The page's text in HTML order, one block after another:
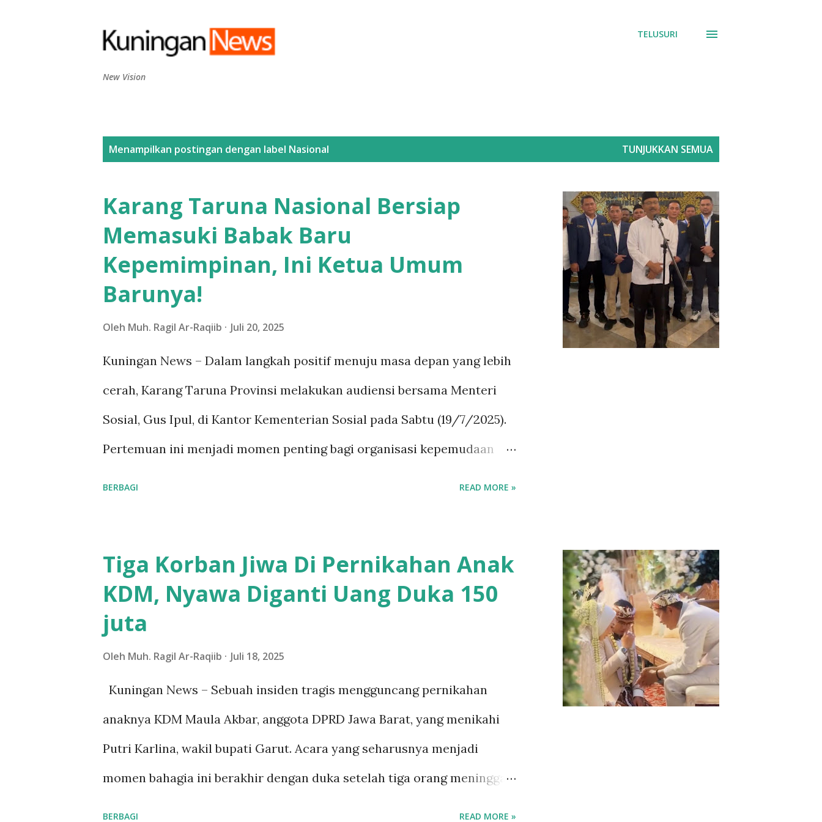
New Vision
TELUSURI
Menampilkan postingan dengan label Nasional TUNJUKKAN SEMUA
Karang Taruna Nasional Bersiap
Memasuki Babak Baru
Kepemimpinan, Ini Ketua Umum
Barunya!
Oleh Muh. Ragil Ar-Raqiib Juli 20, 2025
Kuningan News – Dalam langkah positif menuju masa depan yang lebih
cerah, Karang Taruna Provinsi melakukan audiensi bersama Menteri
Sosial, Gus Ipul, di Kantor Kementerian Sosial pada Sabtu (19/7/2025).
Pertemuan ini menjadi momen penting bagi organisasi kepemudaan
penjuru tanah air menyatakan satu suara dalam mengusulkan Budi
Satrio Jiwandono sebagai kandidat ketua umum. Dukungan ini
disampaikan langsung saat audiensi, di mana para pengurus berbagi
pandangan mengenai masa depan organisasi dan tantangan yang
dihadapi oleh generasi muda saat ini. Dilansir dari akun X Kementrian
Sosial, Menteri Sosial Gus Ipul menyambut baik usulan tersebut dan
mengapresiasi semangat kolaboratif yang ditunjukkan oleh para
pengurus. “Saya senang dan gembira, ternyata teman-teman Karang
BERBAGI READ MORE »
Tiga Korban Jiwa Di Pernikahan Anak
KDM, Nyawa Diganti Uang Duka 150
juta
Oleh Muh. Ragil Ar-Raqiib Juli 18, 2025
Kuningan News – Sebuah insiden tragis mengguncang pernikahan
anaknya KDM Maula Akbar, anggota DPRD Jawa Barat, yang menikahi
Putri Karlina, wakil bupati Garut. Acara yang seharusnya menjadi
momen bahagia ini berakhir dengan duka setelah tiga orang meninggal
BERBAGI READ MORE »